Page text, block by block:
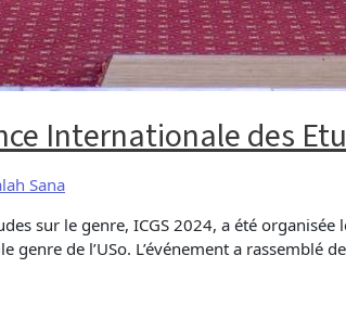
Internationale des
Sana
sur le genre, ICGS 2024, a été organisée
genre de l’USo. L’événement a